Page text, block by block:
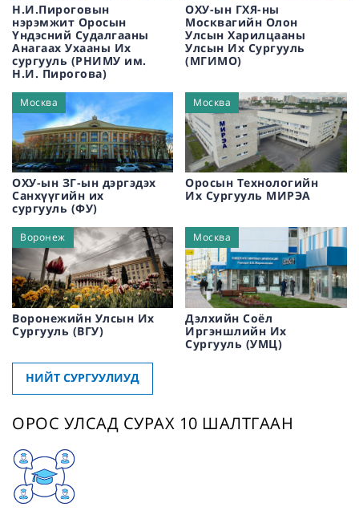
Н.И.Пироговын
нэрэмжит Оросын
Үндэсний Судалгааны
Анагаах Ухааны Их
сургууль (РНИМУ им.
Н.И. Пирогова)
ОХУ-ын ГХЯ-ны
Москвагийн Олон
Улсын Харилцааны
Улсын Их Сургууль
(МГИМО)
ОХУ-ын ЗГ-ын дэргэдэх
Санхүүгийн их
сургууль (ФУ)
Москва
Оросын Технологийн
Их Сургууль МИРЭА
Москва
Воронежийн Улсын Их
Сургууль (ВГУ)
Воронеж
Дэлхийн Соёл
Иргэншлийн Их
Сургууль (УМЦ)
Москва
НИЙТ СУРГУУЛИУД
ОРОС УЛСАД СУРАХ 10 ШАЛТГААН